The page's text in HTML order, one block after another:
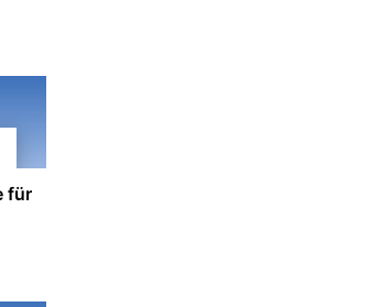
für